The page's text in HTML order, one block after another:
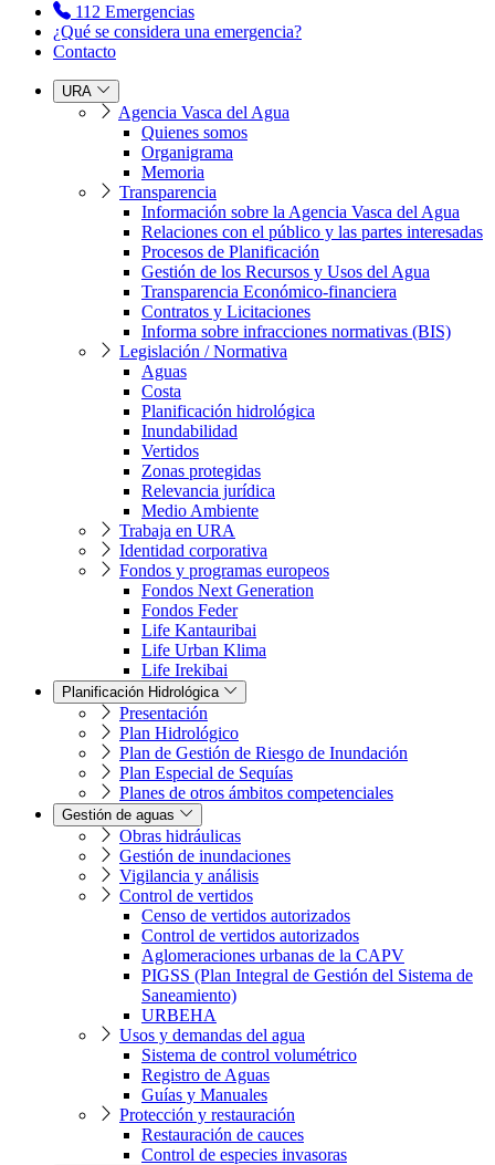
112 Emergencias
¿Qué se considera una emergencia?
Contacto
URA
Agencia Vasca del Agua
Quienes somos
Organigrama
Memoria
Transparencia
Información sobre la Agencia Vasca del Agua
Relaciones con el público y las partes interesadas
Procesos de Planificación
Gestión de los Recursos y Usos del Agua
Transparencia Económico-financiera
Contratos y Licitaciones
Informa sobre infracciones normativas (BIS)
Legislación / Normativa
Aguas
Costa
Planificación hidrológica
Inundabilidad
Vertidos
Zonas protegidas
Relevancia jurídica
Medio Ambiente
Trabaja en URA
Identidad corporativa
Fondos y programas europeos
Fondos Next Generation
Fondos Feder
Life Kantauribai
Life Urban Klima
Life Irekibai
Planificación Hidrológica
Presentación
Plan Hidrológico
Plan de Gestión de Riesgo de Inundación
Plan Especial de Sequías
Planes de otros ámbitos competenciales
Gestión de aguas
Obras hidráulicas
Gestión de inundaciones
Vigilancia y análisis
Control de vertidos
Censo de vertidos autorizados
Control de vertidos autorizados
Aglomeraciones urbanas de la CAPV
PIGSS (Plan Integral de Gestión del Sistema de
Saneamiento)
URBEHA
Usos y demandas del agua
Sistema de control volumétrico
Registro de Aguas
Guías y Manuales
Protección y restauración
Restauración de cauces
Control de especies invasoras